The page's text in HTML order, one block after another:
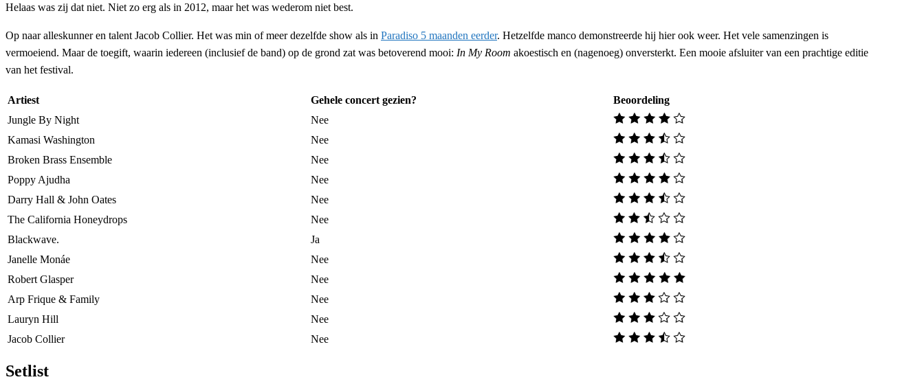
Helaas was zij dat niet. Niet zo erg als in 2012, maar het was wederom niet best.
Op naar alleskunner en talent Jacob Collier. Het was min of meer dezelfde show als in Paradiso 5 maanden eerder. Hetzelfde manco demonstreerde hij hier ook weer. Het vele samenzingen is
vermoeiend. Maar de toegift, waarin iedereen (inclusief de band) op de grond zat was betoverend mooi: In My Room akoestisch en (nagenoeg) onversterkt. Een mooie afsluiter van een prachtige editie
van het festival.
Artiest Gehele concert gezien?
Beoordeling
Jungle By Night
Nee
Kamasi Washington
Nee
Broken Brass Ensemble
Nee
Poppy Ajudha
Nee
Darry Hall & John Oates
Nee
The California Honeydrops
Nee
Blackwave.
Ja
Janelle Monáe
Nee
Robert Glasper
Nee
Arp Frique & Family
Nee
Lauryn Hill
Nee
Jacob Collier
Nee
Setlist